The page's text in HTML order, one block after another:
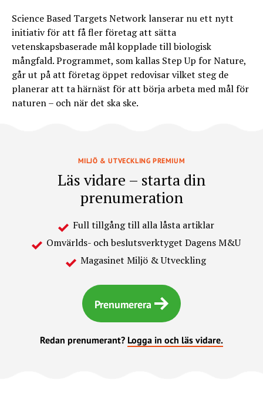
Science Based Targets Network lanserar nu ett nytt
initiativ för att få fler företag att sätta
vetenskapsbaserade mål kopplade till biologisk
mångfald. Programmet, som kallas Step Up for Nature,
går ut på att företag öppet redovisar vilket steg de
planerar att ta härnäst för att börja arbeta med mål för
naturen – och när det ska ske.
MILJÖ & UTVECKLING PREMIUM
Läs vidare – starta din
prenumeration
Full tillgång till alla låsta artiklar
Omvärlds- och beslutsverktyget Dagens M&U
Magasinet Miljö & Utveckling
Prenumerera
Redan prenumerant? Logga in och läs vidare.